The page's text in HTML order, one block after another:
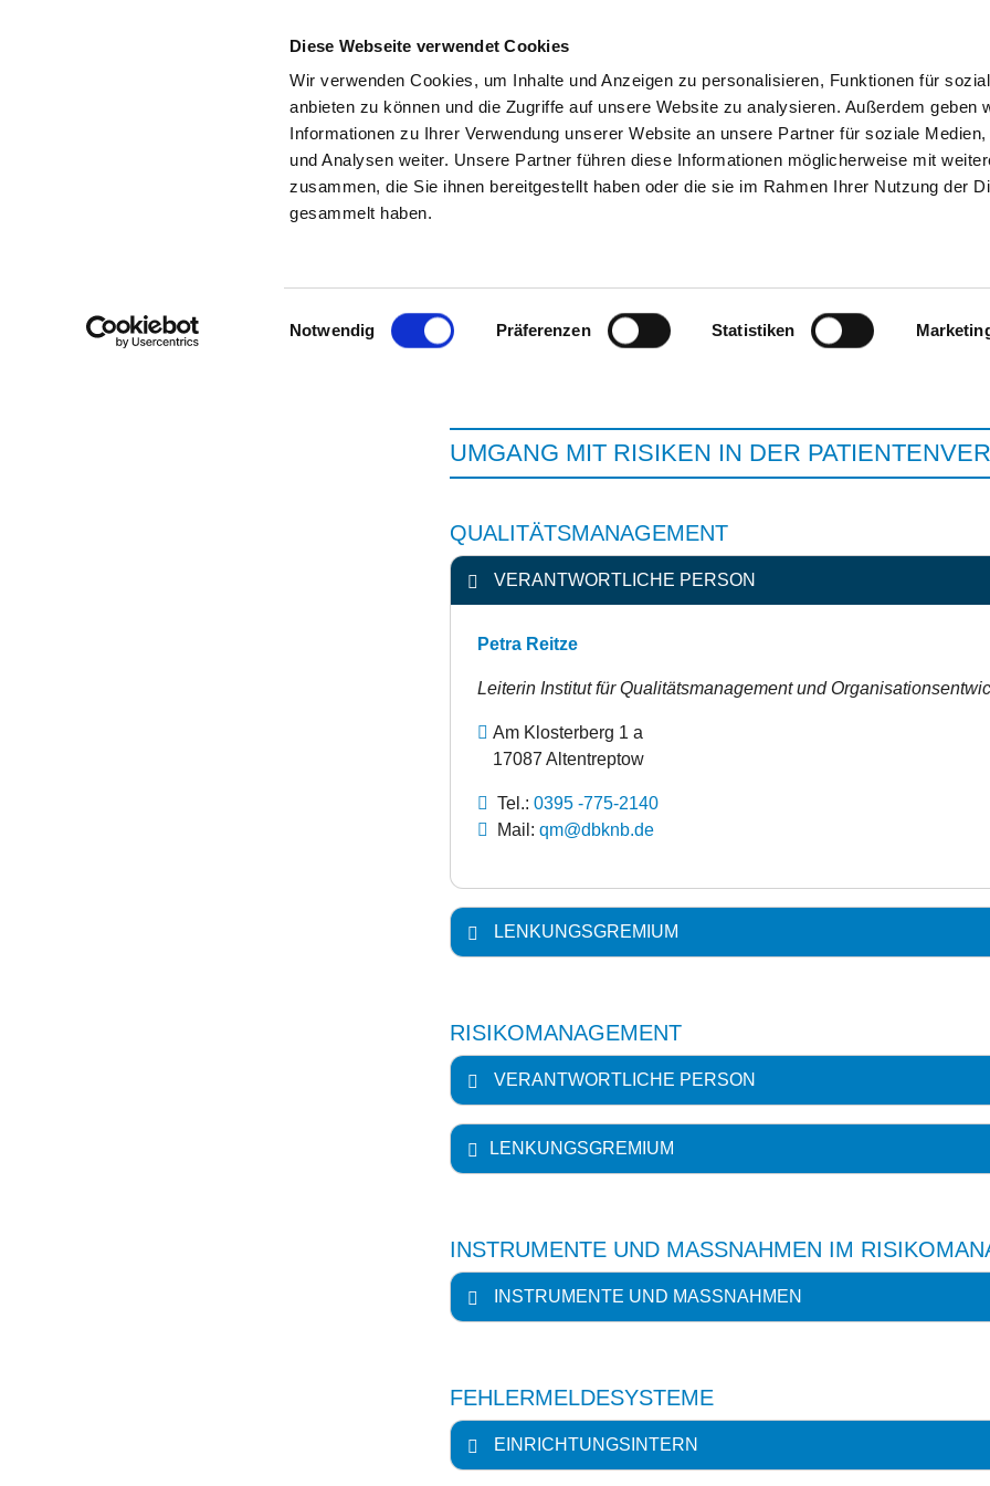
Diese Webseite verwendet Cookies
Wir verwenden Cookies, um Inhalte und Anzeigen zu personalisieren, Funktionen für
anbieten zu können und die Zugriffe auf unsere Website zu analysieren. Außerdem geben
Informationen zu Ihrer Verwendung unserer Website an unsere Partner für soziale Medien,
und Analysen weiter. Unsere Partner führen diese Informationen möglicherweise mit
zusammen, die Sie ihnen bereitgestellt haben oder die sie im Rahmen Ihrer Nutzung der
gesammelt haben.
Einwilligungsauswahl
Notwendig Präferenzen Statistiken
SUCHEN TIPPS & HILFE DAS DKV
Zur Krankenhaus-Startseite
UMGANG MIT RISIKEN IN DER
QUALITÄTSMANAGEMENT
VERANTWORTLICHE PERSON
Petra Reitze
Leiterin Institut für Qualitätsmanagement und
Am Klosterberg 1 a
17087 Altentreptow
Tel.: 0395 -775-2140
Mail: ed.bnkbd@mq
LENKUNGSGREMIUM
RISIKOMANAGEMENT
VERANTWORTLICHE PERSON
LENKUNGSGREMIUM
INSTRUMENTE UND MASSNAHMEN IM
INSTRUMENTE UND MASSNAHMEN
FEHLERMELDESYSTEME
EINRICHTUNGSINTERN